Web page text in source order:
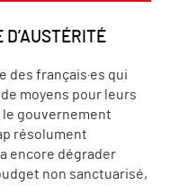
des français·es qui
moyens pour leurs
gouvernement
résolument
encore dégrader
non sanctuarisé,